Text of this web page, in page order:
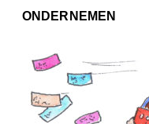
ONDERNEMEN